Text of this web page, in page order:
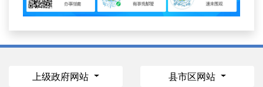
上级政府网站 县市区网站